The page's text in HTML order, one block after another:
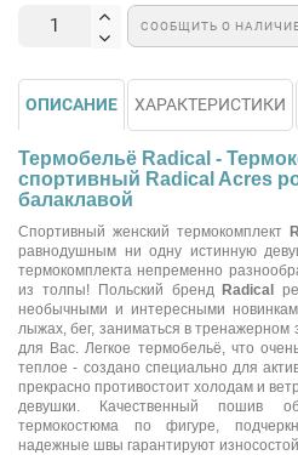
СООБЩИТЬ О
ОПИСАНИЕ ХАРАКТЕРИСТИКИ
Термобельё Radical -
спортивный Radical Acres
балаклавой
Спортивный женский термокомплект
равнодушным ни одну истинную
термокомплекта непременно
из толпы! Польский брендRadical
необычными и интересными
лыжах, бег, заниматься в тренажерном
для Вас. Легкое термобельё, что
теплое - создано специально для
прекрасно противостоит холодам и
девушки. Качественный пошив
термокостюма по фигуре,
надежные швы гарантируют